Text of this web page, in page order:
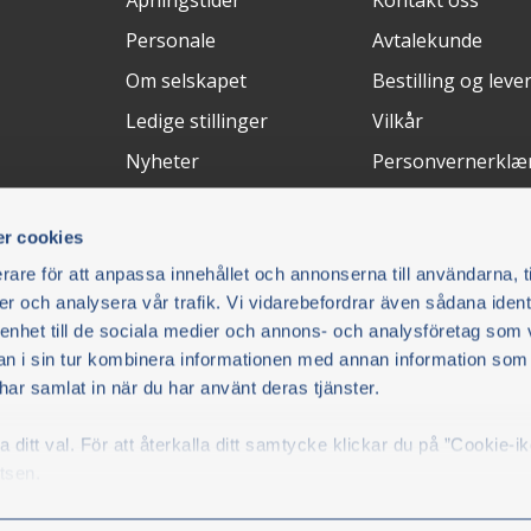
cookies
för att anpassa innehållet och annonserna till användarna,
och analysera vår trafik. Vi vidarebefordrar även sådana
till de sociala medier och annons- och analysföretag som
i sin tur kombinera informationen med annan information
samlat in när du har använt deras tjänster.
ditt val. För att återkalla ditt samtycke klickar du på ”Cookie-
Personale
Om selskapet
Ledige stillinger
Nyheter
Avtalekunde
Bestilling og
Vilkår
FAQ
Betalingsløsninger